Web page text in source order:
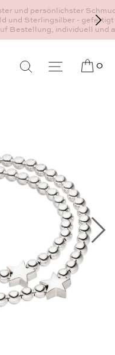
Schmuck - 18
- gefertigt als
und auf Maß
0